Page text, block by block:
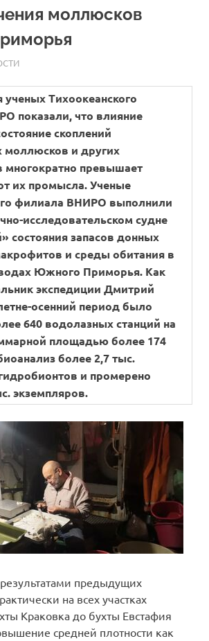
моллюсков
ученых Тихоокеанского
показали, что влияние
скоплений
и других
многократно превышает
их промысла. Ученые
филиала ВНИРО выполнили
исследовательском судне
состояния запасов донных
и среды обитания в
Южного Приморья. Как
экспедиции Дмитрий
осенний период было
640 водолазных станций на
площадью более 174
более 2,7 тыс.
и промерено
экземпляров.
предыдущих
на всех участках
Краковка до бухты Евстафия
средней плотности как